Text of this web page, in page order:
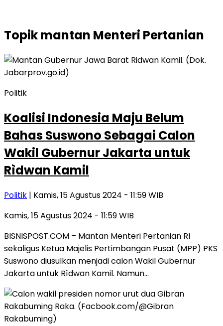
Topikmantan Menteri Pertanian
Politik
Koalisi Indonesia Maju Belum
Bahas Suswono Sebagai Calon
Wakil Gubernur Jakarta untuk
Rìdwan Kamil
Politik | Kamis, 15 Agustus 2024 - 11:59 WIB
Kamis, 15 Agustus 2024 - 11:59 WIB
BISNISPOST.COM – Mantan Menteri Pertanian RI
sekaligus Ketua Majelis Pertimbangan Pusat (MPP) PKS
Suswono diusulkan menjadi calon Wakil Gubernur
Jakarta untuk Rìdwan Kamil. Namun…